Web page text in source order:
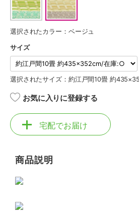
選択されたカラー：ベージュ
サイズ
選択されたサイズ：約江戸間10畳 約
お気に入りに登録する
宅配でお届け
商品説明